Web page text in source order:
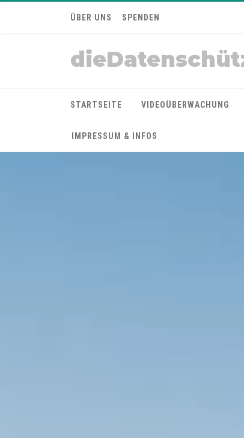
ÜBER UNS SPENDEN
STARTSEITE VIDEOÜBERWACHUNG
IMPRESSUM & INFOS